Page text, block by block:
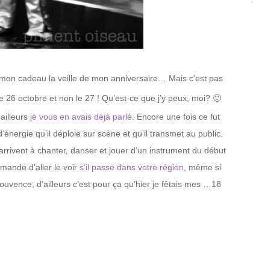
cadeau la veille de mon anniversaire… Mais c’est pas
octobre et non le 27 ! Qu’est-ce que j’y peux, moi? 🙂
je vous en avais déjà parlé . Encore une fois ce fut
qu’il déploie sur scène et qu’il transmet au public.
à chanter, danser et jouer d’un instrument du début
d’aller le voir s’il passe dans votre région , même si
d’ailleurs c’est pour ça qu’hier je fêtais mes …18